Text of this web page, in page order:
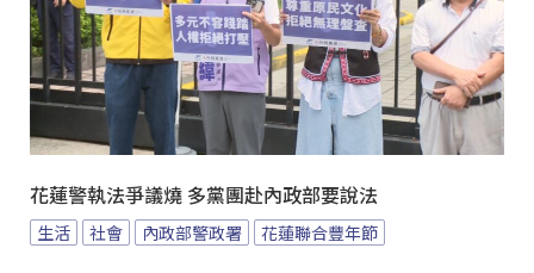
花蓮警執法爭議燒 多黨團赴內政部要說法
生活 社會 內政部警政署 花蓮聯合豐年節